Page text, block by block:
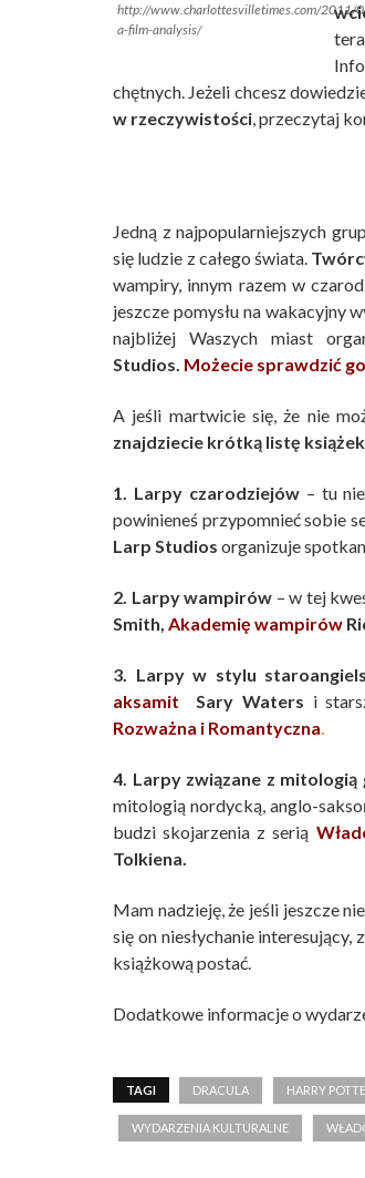
http://www.charlottesvilletimes.com/2011/
a-film-analysis/
chętnych. Jeżeli chcesz
w rzeczywistości, przeczytaj
Jedną z najpopularniejszych
się ludzie z całego świata.
wampiry, innym razem w
jeszcze pomysłu na wakacyjny
najbliżej Waszych miast
Studios. Możecie sprawdzić
A jeśli martwicie się, że nie
znajdziecie krótką listę
1. Larpy czarodziejów– tu nie
powinieneś przypomnieć sobie
Larp Studios organizuje
2. Larpy wampirów – w tej
Smith, Akademię wampirów
3. Larpy w stylu
aksamit
Sary Waters i
Rozważna i Romantyczna.
4. Larpy związane z mitologią
mitologią nordycką, anglo-
budzi skojarzenia z serią
Tolkiena.
Mam nadzieję, że jeśli jeszcze
się on niesłychanie
książkową postać.
Dodatkowe informacje o
TAGI DRACULA HARRY
WYDARZENIA KULTURALNE